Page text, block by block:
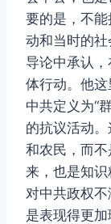
要的是，不
动和当时的
导论中承认
体行动。他
中共定义为“
的抗议活动
和农民，而
来，也是知识
对中共政权
是表现得更加